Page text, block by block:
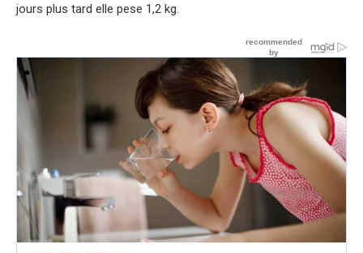
jours plus tard elle pese 1,2 kg.